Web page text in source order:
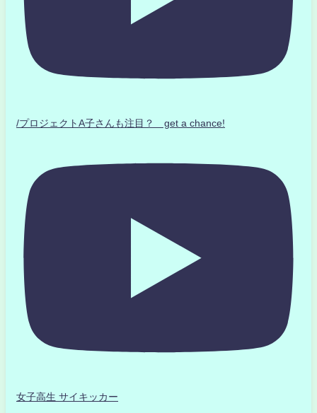
/プロジェクトA子さんも注目？ get a chance!
女子高生 サイキッカー